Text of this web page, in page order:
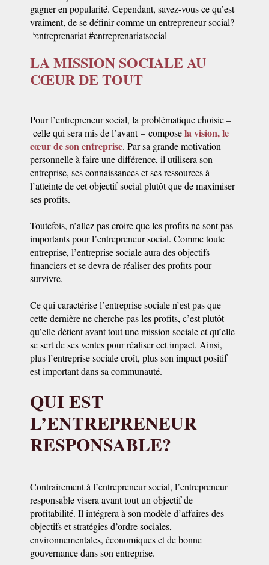
LA MISSION SOCIALE AU
CŒUR DE TOUT
Pour l’entrepreneur social, la problématique choisie –
celle qui sera mis de l’avant – composela vision, le
cœur de son entreprise. Par sa grande motivation
personnelle à faire une différence, il utilisera son
entreprise, ses connaissances et ses ressources à
l’atteinte de cet objectif social plutôt que de maximiser
ses profits.
Toutefois, n’allez pas croire que les profits ne sont pas
importants pour l’entrepreneur social. Comme toute
entreprise, l’entreprise sociale aura des objectifs
financiers et se devra de réaliser des profits pour
survivre.
Ce qui caractérise l’entreprise sociale n’est pas que
cette dernière ne cherche pas les profits, c’est plutôt
qu’elle détient avant tout une mission sociale et qu’elle
se sert de ses ventes pour réaliser cet impact. Ainsi,
plus l’entreprise sociale croît, plus son impact positif
est important dans sa communauté.
QUI EST
L’ENTREPRENEUR
RESPONSABLE?
Contrairement à l’entrepreneur social, l’entrepreneur
responsable visera avant tout un objectif de
profitabilité. Il intégrera à son modèle d’affaires des
objectifs et stratégies d’ordre sociales,
environnementales, économiques et de bonne
gouvernance dans son entreprise.